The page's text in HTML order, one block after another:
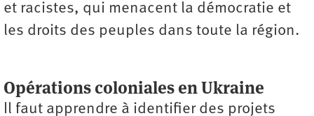
et racistes, qui menacent la démocratie et
les droits des peuples dans toute la région.
Opérations coloniales en Ukraine
Il faut apprendre à identifier des projets